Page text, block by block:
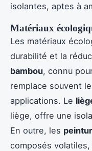
isolantes, aptes à
Matériaux
Les matériaux
durabilité et la
bambou, connu
remplace souvent
applications. Le
liège, offre une
En outre, les
composés